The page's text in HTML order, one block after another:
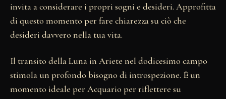
invita a considerare i propri sogni e desideri. Approfitta
di questo momento per fare chiarezza su ciò che
desideri davvero nella tua vita.
Il transito della Luna in Ariete nel dodicesimo campo
stimola un profondo bisogno di introspezione. È un
momento ideale per Acquario per riflettere su